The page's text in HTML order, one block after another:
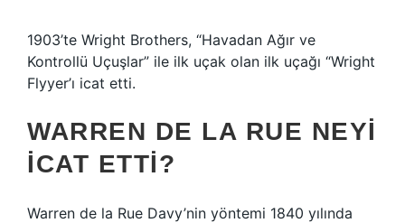
1903’te Wright Brothers, “Havadan Ağır ve
Kontrollü Uçuşlar” ile ilk uçak olan ilk uçağı “Wright
Flyyer’ı icat etti.
WARREN DE LA RUE NEYI
ICAT ETTI?
Warren de la Rue Davy’nin yöntemi 1840 yılında